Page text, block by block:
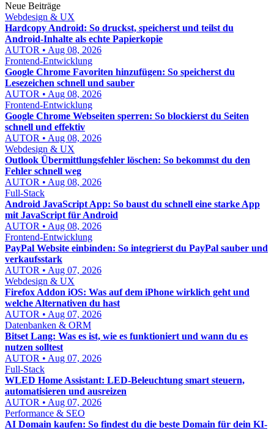
Neue Beiträge
Webdesign & UX
Hardcopy Android: So druckst, speicherst und teilst du
Android-Inhalte als echte Papierkopie
AUTOR • Aug 08, 2026
Frontend-Entwicklung
Google Chrome Favoriten hinzufügen: So speicherst du
Lesezeichen schnell und sauber
AUTOR • Aug 08, 2026
Frontend-Entwicklung
Google Chrome Webseiten sperren: So blockierst du Seiten
schnell und effektiv
AUTOR • Aug 08, 2026
Webdesign & UX
Outlook Übermittlungsfehler löschen: So bekommst du den
Fehler schnell weg
AUTOR • Aug 08, 2026
Full-Stack
Android JavaScript App: So baust du schnell eine starke App
mit JavaScript für Android
AUTOR • Aug 08, 2026
Frontend-Entwicklung
PayPal Website einbinden: So integrierst du PayPal sauber und
verkaufsstark
AUTOR • Aug 07, 2026
Webdesign & UX
Firefox Addon iOS: Was auf dem iPhone wirklich geht und
welche Alternativen du hast
AUTOR • Aug 07, 2026
Datenbanken & ORM
Bitset Lang: Was es ist, wie es funktioniert und wann du es
nutzen solltest
AUTOR • Aug 07, 2026
Full-Stack
WLED Home Assistant: LED-Beleuchtung smart steuern,
automatisieren und ausreizen
AUTOR • Aug 07, 2026
Performance & SEO
AI Domain kaufen: So findest du die beste Domain für dein KI-